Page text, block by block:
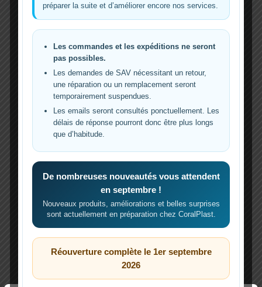
Traitement des coraux en bain –
DIP
Il existe de nombreuses méthodes pour traiter
et prévenir les maladies des coraux selon la
nature du problème : biologiques ou
chimiques, dans l’aquarium ou en bains,
curatifs ou préventifs. Ces traitements peuvent
cibler des infections bactériennes, des
infestations de parasites, ou encore favoriser
la santé générale des coraux. Le bain externe à
l’aquarium présente […]
L’articleTraitement des coraux en bain – DIP
est apparu en premier surReeflexions
Traitement
des
en
Lire la suite »
préparer la suite et d’améliorer encore nos services.
Les commandes et les expéditions ne seront
pas possibles.
Les demandes de SAV nécessitant un retour,
une réparation ou un remplacement seront
temporairement suspendues.
Les emails seront consultés ponctuellement. Les
délais de réponse pourront donc être plus longs
que d’habitude.
De nombreuses nouveautés vous attendent
en septembre !
Nouveaux produits, améliorations et belles surprises
sont actuellement en préparation chez CoralPlast.
Réouverture complète le 1er septembre
2026